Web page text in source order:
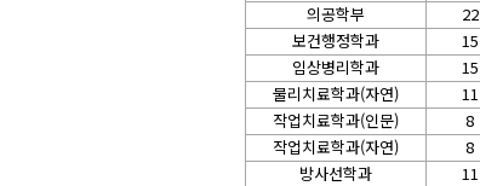
의공학부
22
보건행정학과
15
임상병리학과
15
물리치료학과(자연)
11
작업치료학과(인문)
8
작업치료학과(자연)
8
방사선학과
11